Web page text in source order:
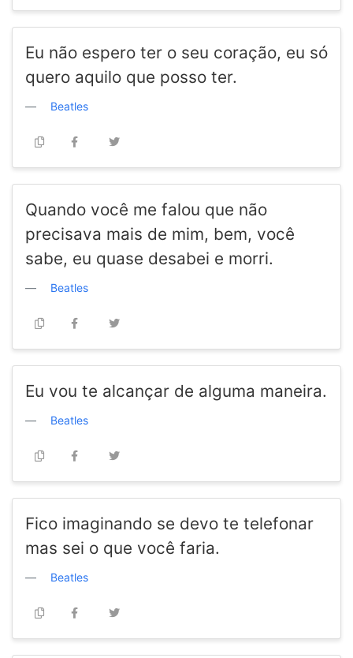
Eu não espero ter o seu coração, eu só
quero aquilo que posso ter.
Beatles
Quando você me falou que não
precisava mais de mim, bem, você
sabe, eu quase desabei e morri.
Beatles
Eu vou te alcançar de alguma maneira.
Beatles
Fico imaginando se devo te telefonar
mas sei o que você faria.
Beatles